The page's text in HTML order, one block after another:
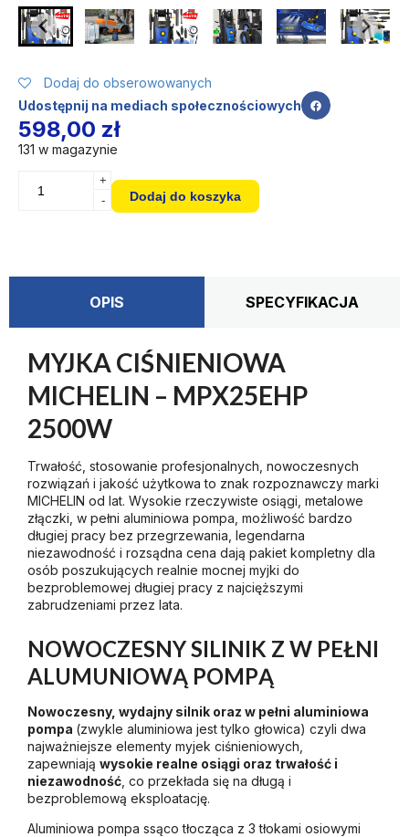
Dodaj do obserowowanych
Udostępnij na mediach społecznościowych
598,00 zł
131 w magazynie
+
-
Dodaj do koszyka
OPIS SPECYFIKACJA
MYJKA CIŚNIENIOWA
MICHELIN – MPX25EHP
2500W
Trwałość, stosowanie profesjonalnych, nowoczesnych
rozwiązań i jakość użytkowa to znak rozpoznawczy marki
MICHELIN od lat. Wysokie rzeczywiste osiągi, metalowe
złączki, w pełni aluminiowa pompa, możliwość bardzo
długiej pracy bez przegrzewania, legendarna
niezawodność i rozsądna cena dają pakiet kompletny dla
osób poszukujących realnie mocnej myjki do
bezproblemowej długiej pracy z najcięższymi
zabrudzeniami przez lata.
NOWOCZESNY SILINIK Z W PEŁNI
ALUMUNIOWĄ POMPĄ
Nowoczesny, wydajny silnik oraz w pełni aluminiowa
pompa (zwykle aluminiowa jest tylko głowica) czyli dwa
najważniejsze elementy myjek ciśnieniowych,
zapewniają wysokie realne osiągi oraz trwałość i
niezawodność , co przekłada się na długą i
bezproblemową eksploatację.
Aluminiowa pompa ssąco tłocząca z 3 tłokami osiowymi